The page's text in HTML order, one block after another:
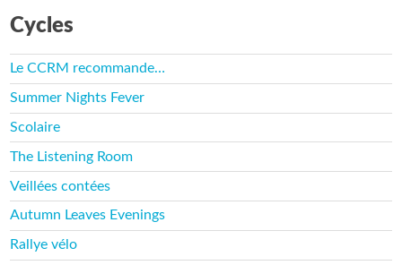
Cycles
Le CCRM recommande…
Summer Nights Fever
Scolaire
The Listening Room
Veillées contées
Autumn Leaves Evenings
Rallye vélo